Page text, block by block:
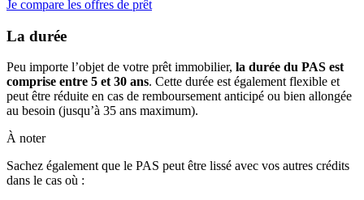
Je compare les offres de prêt
La durée
Peu importe l’objet de votre prêt immobilier, la durée du PAS est
comprise entre 5 et 30 ans. Cette durée est également flexible et
peut être réduite en cas de remboursement anticipé ou bien allongée
au besoin (jusqu’à 35 ans maximum).
À noter
Sachez également que le PAS peut être lissé avec vos autres crédits
dans le cas où :